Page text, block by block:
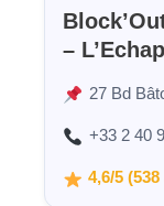
–
27 Bd
+33 2 40
4,6/5